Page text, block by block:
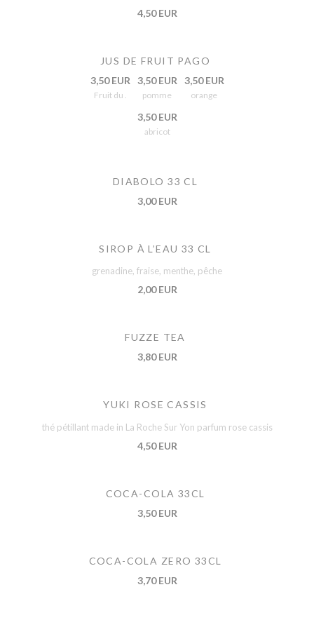
4,50 EUR
JUS DE FRUIT PAGO
3,50 EUR
Fruit du .
3,50 EUR
pomme
3,50 EUR
orange
3,50 EUR
abricot
DIABOLO 33 CL
3,00 EUR
SIROP À L’EAU 33 CL
grenadine, fraise, menthe, pêche
2,00 EUR
FUZZE TEA
3,80 EUR
YUKI ROSE CASSIS
thé pétillant made in La Roche Sur Yon parfum rose cassis
4,50 EUR
COCA-COLA 33CL
3,50 EUR
COCA-COLA ZERO 33CL
3,70 EUR